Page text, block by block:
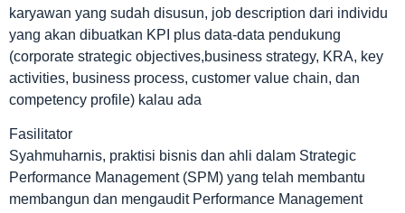
karyawan yang sudah disusun, job description dari individu
yang akan dibuatkan KPI plus data-data pendukung
(corporate strategic objectives,business strategy, KRA, key
activities, business process, customer value chain, dan
competency profile) kalau ada
Fasilitator
Syahmuharnis, praktisi bisnis dan ahli dalam Strategic
Performance Management (SPM) yang telah membantu
membangun dan mengaudit Performance Management